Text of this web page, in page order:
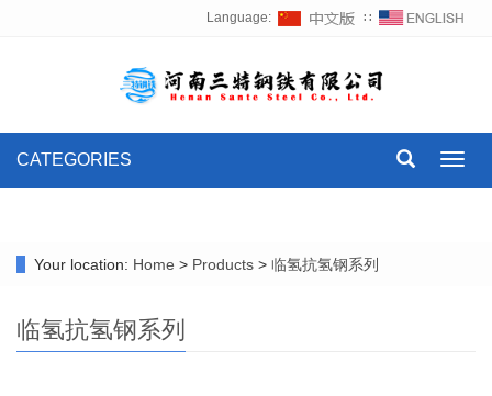
Language: ∷
CATEGORIES
Your location: Home > Products > 临氢抗氢钢系列
临氢抗氢钢系列